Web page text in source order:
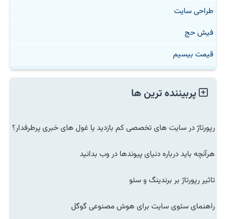
طراحی سایت
فیش حج
قیمت بیسیم
پربیننده ترین ها
رپورتاژ در سایت های تخصصی کم بازدید یا غول های خبری پرطرفدار؟
هرآنچه باید درباره دنیای پیوندها در وب بدانید
تاثیر رپورتاژ بر برندینگ و سئو
راهنمای سئوی سایت برای هوش مصنوعی گوگل